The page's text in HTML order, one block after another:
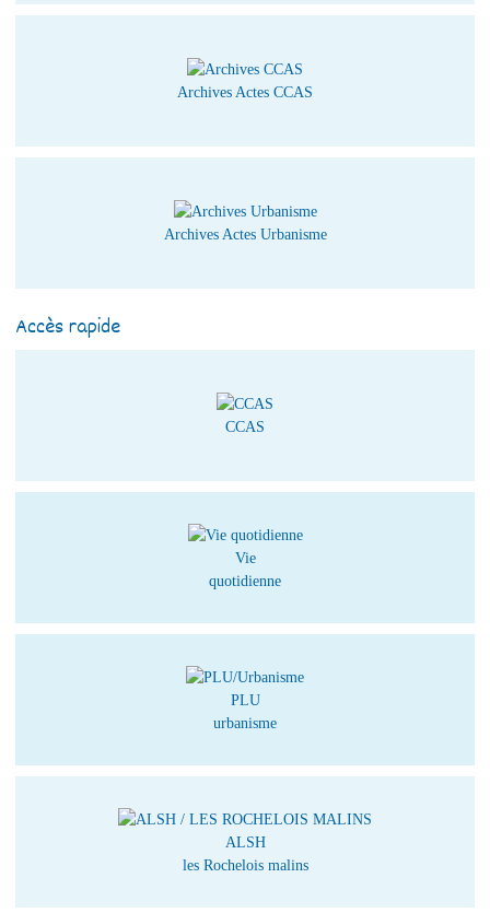
Archives Actes CCAS
Archives Actes Urbanisme
Accès rapide
CCAS
Vie
quotidienne
PLU
urbanisme
ALSH
les Rochelois malins